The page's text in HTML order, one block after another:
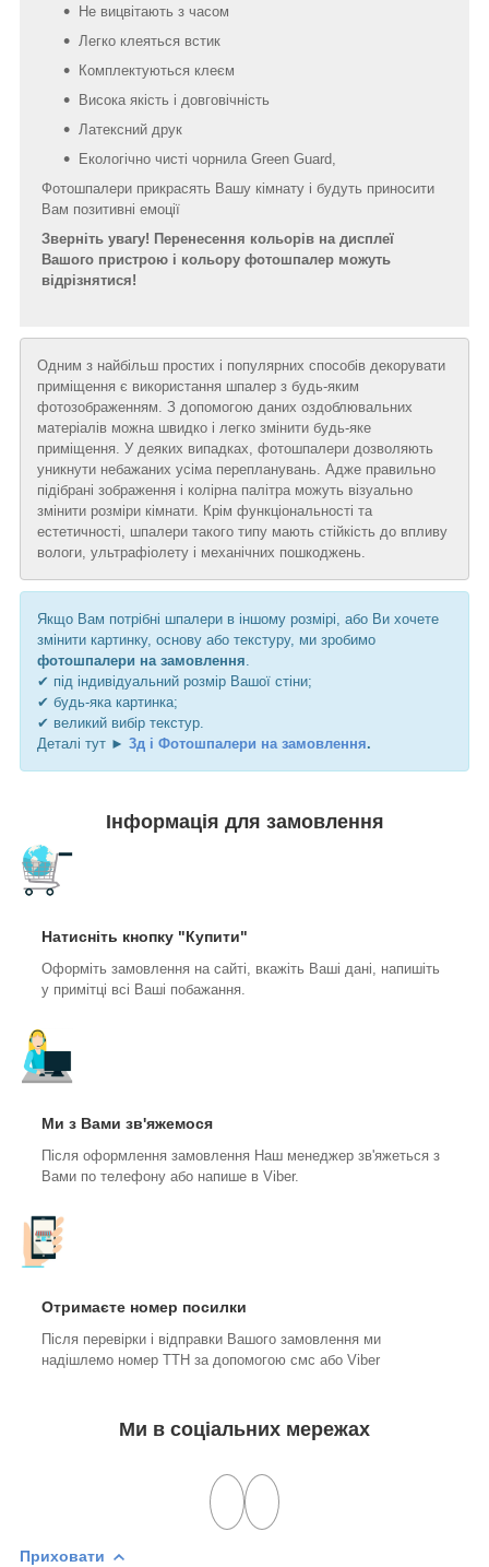
Не вицвітають з часом
Легко клеяться встик
Комплектуються клеєм
Висока якість і довговічність
Латексний друк
Екологічно чисті чорнила Green Guard,
Фотошпалери прикрасять Вашу кімнату і будуть приносити
Вам позитивні емоції
Зверніть увагу! Перенесення кольорів на дисплеї
Вашого пристрою і кольору фотошпалер можуть
відрізнятися!
Одним з найбільш простих і популярних способів декорувати
приміщення є використання шпалер з будь-яким
фотозображенням. З допомогою даних оздоблювальних
матеріалів можна швидко і легко змінити будь-яке
приміщення. У деяких випадках, фотошпалери дозволяють
уникнути небажаних усіма перепланувань. Адже правильно
підібрані зображення і колірна палітра можуть візуально
змінити розміри кімнати. Крім функціональності та
естетичності, шпалери такого типу мають стійкість до впливу
вологи, ультрафіолету і механічних пошкоджень.
Якщо Вам потрібні шпалери в іншому розмірі, або Ви хочете
змінити картинку, основу або текстуру, ми зробимо
фотошпалери на замовлення
✔ під індивідуальний розмір Вашої стіни;
✔ будь-яка картинка;
✔ великий вибір текстур.
Деталі тут ► 3д і Фотошпалери на замовлення.
Інформація для замовлення
Натисніть кнопку "Купити"
Оформіть замовлення на сайті, вкажіть Ваші дані, напишіть
у примітці всі Ваші побажання.
Ми з Вами зв'яжемося
Після оформлення замовлення Наш менеджер зв'яжеться з
Вами по телефону або напише в Viber.
Отримаєте номер посилки
Після перевірки і відправки Вашого замовлення ми
надішлемо номер ТТН за допомогою смс або Viber
Ми в соціальних мережах
Приховати